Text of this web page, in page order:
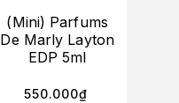
(Mini) Parfums
De Marly Layton
EDP 5ml
550.000₫